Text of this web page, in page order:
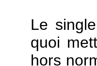
Le
quoi
hors